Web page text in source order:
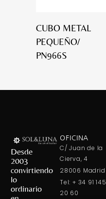
CUBO METAL
PEQUEÑO/
PN966S
Desde
2003
convirtiendo
lo
ordinario
OFICINA
C/ Juan de la
Cierva, 4
28006 Madrid
Tel: + 34 91 145
20 60